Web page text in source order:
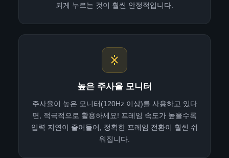
되게 누르는 것이 훨씬 안정적입니다.
높은 주사율 모니터
주사율이 높은 모니터(120Hz 이상)를 사용하고 있다
면, 적극적으로 활용하세요! 프레임 속도가 높을수록
입력 지연이 줄어들어, 정확한 프레임 전환이 훨씬 쉬
워집니다.